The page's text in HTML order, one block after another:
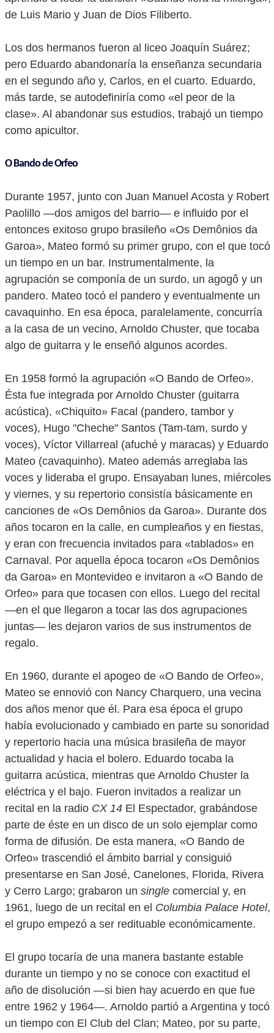
de Luis Mario y Juan de Dios Filiberto.
Los dos hermanos fueron al liceo Joaquín Suárez;
pero Eduardo abandonaría la enseñanza secundaria
en el segundo año y, Carlos, en el cuarto. Eduardo,
más tarde, se autodefiniría como «el peor de la
clase». Al abandonar sus estudios, trabajó un tiempo
como apicultor.
O Bando de Orfeo
Durante 1957, junto con Juan Manuel Acosta y Robert
Paolillo —dos amigos del barrio— e influido por el
entonces exitoso grupo brasileño «Os Demônios da
Garoa», Mateo formó su primer grupo, con el que tocó
un tiempo en un bar. Instrumentalmente, la
agrupación se componía de un surdo, un agogô y un
pandero. Mateo tocó el pandero y eventualmente un
cavaquinho. En esa época, paralelamente, concurría
a la casa de un vecino, Arnoldo Chuster, que tocaba
algo de guitarra y le enseñó algunos acordes.
En 1958 formó la agrupación «O Bando de Orfeo».
Ésta fue integrada por Arnoldo Chuster (guitarra
acústica), «Chiquito» Facal (pandero, tambor y
voces), Hugo "Cheche" Santos (Tam-tam, surdo y
voces), Víctor Villarreal (afuché y maracas) y Eduardo
Mateo (cavaquinho). Mateo además arreglaba las
voces y lideraba el grupo. Ensayaban lunes, miércoles
y viernes, y su repertorio consistía básicamente en
canciones de «Os Demônios da Garoa». Durante dos
años tocaron en la calle, en cumpleaños y en fiestas,
y eran con frecuencia invitados para «tablados» en
Carnaval. Por aquella época tocaron «Os Demônios
da Garoa» en Montevideo e invitaron a «O Bando de
Orfeo» para que tocasen con ellos. Luego del recital
—en el que llegaron a tocar las dos agrupaciones
juntas— les dejaron varios de sus instrumentos de
regalo.
En 1960, durante el apogeo de «O Bando de Orfeo»,
Mateo se ennovió con Nancy Charquero, una vecina
dos años menor que él. Para esa época el grupo
había evolucionado y cambiado en parte su sonoridad
y repertorio hacia una música brasileña de mayor
actualidad y hacia el bolero. Eduardo tocaba la
guitarra acústica, mientras que Arnoldo Chuster la
eléctrica y el bajo. Fueron invitados a realizar un
recital en la radio CX 14 El Espectador, grabándose
parte de éste en un disco de un solo ejemplar como
forma de difusión. De esta manera, «O Bando de
Orfeo» trascendió el ámbito barrial y consiguió
presentarse en San José, Canelones, Florida, Rivera
y Cerro Largo; grabaron un single comercial y, en
1961, luego de un recital en el Columbia Palace Hotel,
el grupo empezó a ser redituable económicamente.
El grupo tocaría de una manera bastante estable
durante un tiempo y no se conoce con exactitud el
año de disolución —si bien hay acuerdo en que fue
entre 1962 y 1964—. Arnoldo partió a Argentina y tocó
un tiempo con El Club del Clan; Mateo, por su parte,